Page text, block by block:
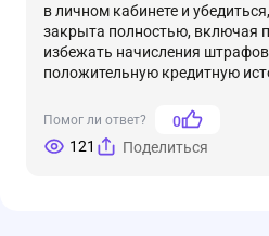
в личном кабинете и
закрыта полностью, включая
избежать начисления
положительную кредитную
Помог ли ответ?
0
121
Поделиться